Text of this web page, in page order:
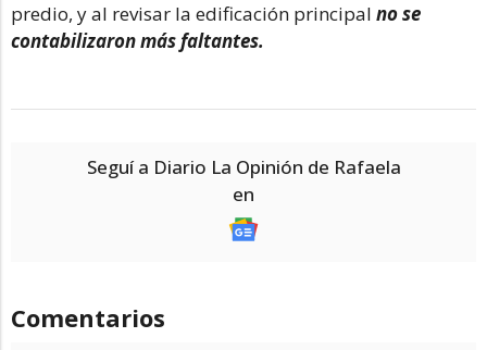
predio, y al revisar la edificación principal no se
contabilizaron más faltantes.
Seguí a Diario La Opinión de Rafaela
en
Comentarios